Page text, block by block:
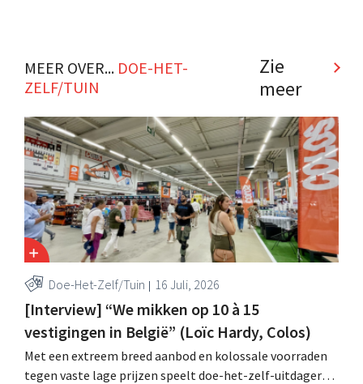
MEER OVER... DOE-HET-
ZELF/TUIN
Zie
meer
Doe-Het-Zelf/Tuin 16 Juli, 2026
[Interview] “We mikken op 10 à 15
vestigingen in België” (Loïc Hardy, Colos)
Met een extreem breed aanbod en kolossale voorraden
tegen vaste lage prijzen speelt doe-het-zelf-uitdager